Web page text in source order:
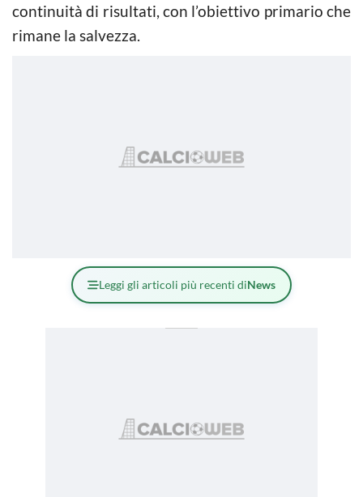
continuità di risultati, con l’obiettivo primario che
rimane la salvezza.
Leggi gli articoli più recenti diNews